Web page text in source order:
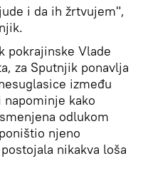
i da ih žrtvujem",
pokrajinske Vlade
za Sputnjik ponavlja
između
kako
odlukom
njeno
nikakva loša